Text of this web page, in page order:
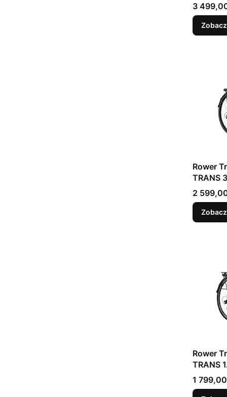
Cena
3
Rower
TRANS
Cena
2
Rower
TRANS
Cena
1 799,00